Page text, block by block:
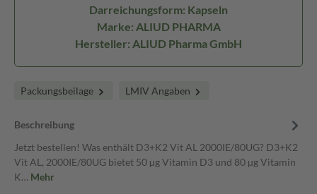
Darreichungsform: Kapseln
Marke: ALIUD PHARMA
Hersteller: ALIUD Pharma GmbH
Packungsbeilage LMIV Angaben
Beschreibung
Jetzt bestellen! Was enthält D3+K2 Vit AL 2000IE/80UG? D3+K2
Vit AL, 2000IE/80UG bietet 50 µg Vitamin D3 und 80 µg Vitamin
K… Mehr